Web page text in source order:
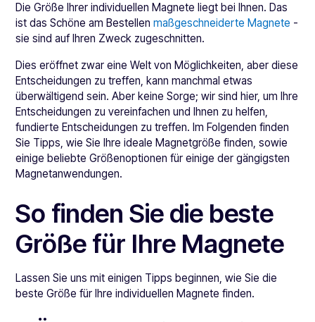
Die Größe Ihrer individuellen Magnete liegt bei Ihnen. Das
ist das Schöne am Bestellenmaßgeschneiderte Magnete -
sie sind auf Ihren Zweck zugeschnitten.
Dies eröffnet zwar eine Welt von Möglichkeiten, aber diese
Entscheidungen zu treffen, kann manchmal etwas
überwältigend sein. Aber keine Sorge; wir sind hier, um Ihre
Entscheidungen zu vereinfachen und Ihnen zu helfen,
fundierte Entscheidungen zu treffen. Im Folgenden finden
Sie Tipps, wie Sie Ihre ideale Magnetgröße finden, sowie
einige beliebte Größenoptionen für einige der gängigsten
Magnetanwendungen.
So finden Sie die beste
Größe für Ihre Magnete
Lassen Sie uns mit einigen Tipps beginnen, wie Sie die
beste Größe für Ihre individuellen Magnete finden.